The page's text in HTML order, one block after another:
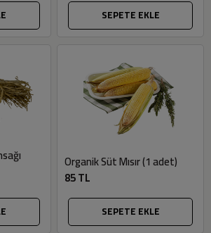
SEPETE EKLE
Organik Süt Mısır (1 adet)
85 TL
SEPETE EKLE